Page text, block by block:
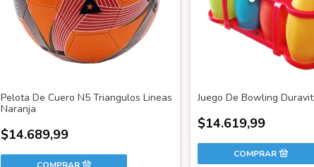
Pelota De Cuero N5 Triangulos Lineas
Naranja
$14.689,99
Juego De Bowling Duravit
$14.619,99